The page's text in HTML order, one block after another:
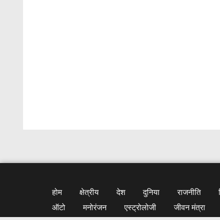
होम क्षेत्रीय देश दुनिया राजनीति
ऑटो
मनोरंजन एस्ट्रोलोजी जीवन मंत्रा